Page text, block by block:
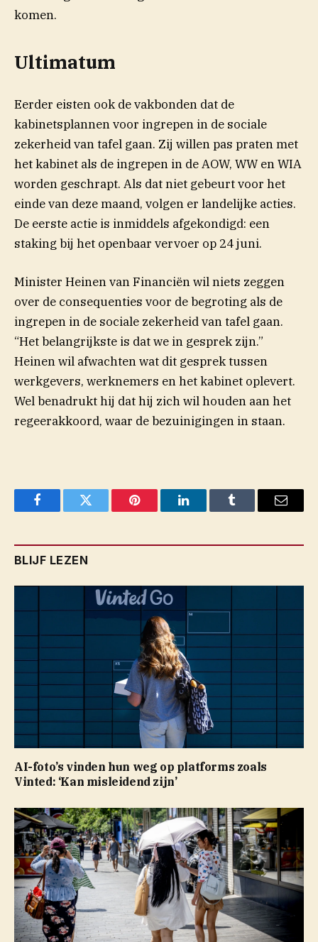
komen.
Ultimatum
Eerder eisten ook de vakbonden dat de
kabinetsplannen voor ingrepen in de sociale
zekerheid van tafel gaan. Zij willen pas praten met
het kabinet als de ingrepen in de AOW, WW en WIA
worden geschrapt. Als dat niet gebeurt voor het
einde van deze maand, volgen er landelijke acties.
De eerste actie is inmiddels afgekondigd: een
staking bij het openbaar vervoer op 24 juni.
Minister Heinen van Financiën wil niets zeggen
over de consequenties voor de begroting als de
ingrepen in de sociale zekerheid van tafel gaan.
“Het belangrijkste is dat we in gesprek zijn.”
Heinen wil afwachten wat dit gesprek tussen
werkgevers, werknemers en het kabinet oplevert.
Wel benadrukt hij dat hij zich wil houden aan het
regeerakkoord, waar de bezuinigingen in staan.
FacebookTwitter Pinterest LinkedInTumblr Email
BLIJF LEZEN
AI-foto’s vinden hun weg op platforms zoals
Vinted: ‘Kan misleidend zijn’